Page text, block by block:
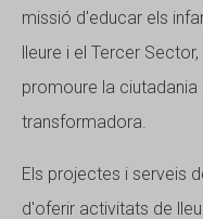
missió d'educar els
lleure i el Tercer
promoure la
transformadora.
Els projectes i serveis
d'oferir activitats de